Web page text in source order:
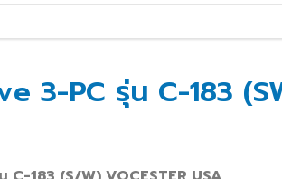
3-PC รุ่น C-183